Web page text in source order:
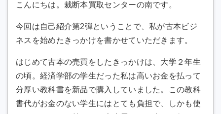
こんにちは。裁断本買取センターの南です。
今回は自己紹介第2弾ということで、私が古本ビジ
ネスを始めたきっかけを書かせていただきます。
はじめて古本の売買をしたきっかけは、大学２年生
の頃。経済学部の学生だった私は高いお金を払って
分厚い教科書を新品で購入していました。この教科
書代がお金のない学生にはとても負担で、しかも使